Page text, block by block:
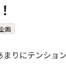
画
りにテンショ